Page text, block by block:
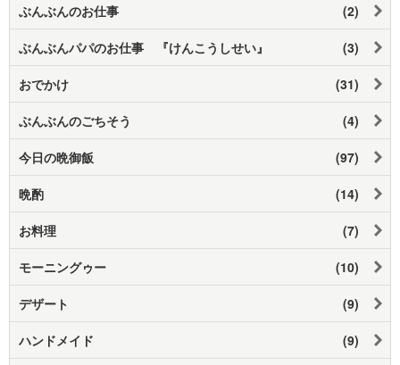
ぶんぶんのお仕事 (2)
ぶんぶんパパのお仕事 『けんこうしせい』 (3)
おでかけ (31)
ぶんぶんのごちそう (4)
今日の晩御飯 (97)
晩酌 (14)
お料理 (7)
モーニングゥー (10)
デザート (9)
ハンドメイド (9)